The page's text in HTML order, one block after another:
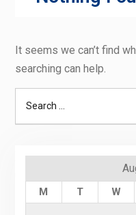
It seems we can’t find
searching can help.
M T W